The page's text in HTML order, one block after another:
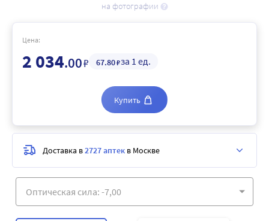
на фотографии
Цена:
2 034.00₽ 67.80₽за 1 ед.
Купить
Доставка в2727 аптек в Москве